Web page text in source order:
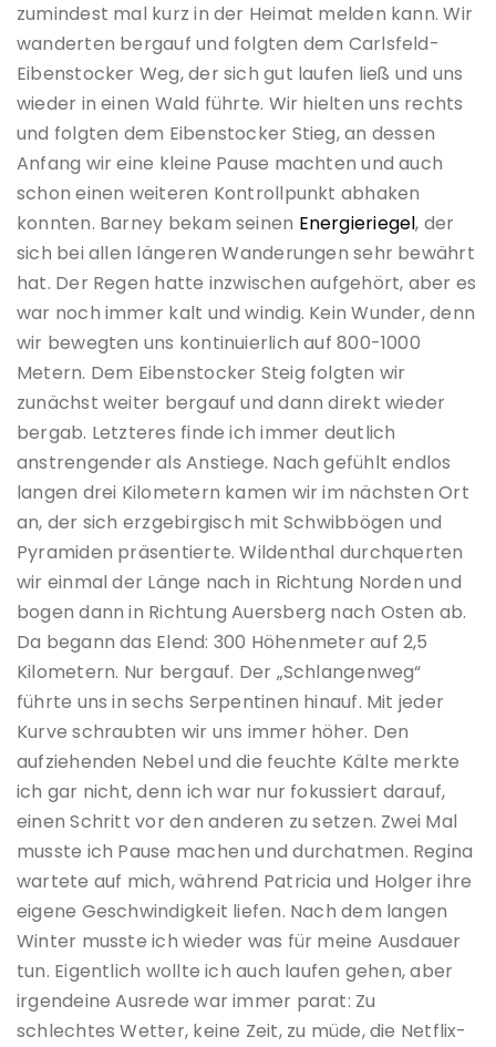
zumindest mal kurz in der Heimat melden kann. Wir
wanderten bergauf und folgten dem Carlsfeld-
Eibenstocker Weg, der sich gut laufen ließ und uns
wieder in einen Wald führte. Wir hielten uns rechts
und folgten dem Eibenstocker Stieg, an dessen
Anfang wir eine kleine Pause machten und auch
schon einen weiteren Kontrollpunkt abhaken
konnten. Barney bekam seinen Energieriegel, der
sich bei allen längeren Wanderungen sehr bewährt
hat. Der Regen hatte inzwischen aufgehört, aber es
war noch immer kalt und windig. Kein Wunder, denn
wir bewegten uns kontinuierlich auf 800-1000
Metern. Dem Eibenstocker Steig folgten wir
zunächst weiter bergauf und dann direkt wieder
bergab. Letzteres finde ich immer deutlich
anstrengender als Anstiege. Nach gefühlt endlos
langen drei Kilometern kamen wir im nächsten Ort
an, der sich erzgebirgisch mit Schwibbögen und
Pyramiden präsentierte. Wildenthal durchquerten
wir einmal der Länge nach in Richtung Norden und
bogen dann in Richtung Auersberg nach Osten ab.
Da begann das Elend: 300 Höhenmeter auf 2,5
Kilometern. Nur bergauf. Der „Schlangenweg“
führte uns in sechs Serpentinen hinauf. Mit jeder
Kurve schraubten wir uns immer höher. Den
aufziehenden Nebel und die feuchte Kälte merkte
ich gar nicht, denn ich war nur fokussiert darauf,
einen Schritt vor den anderen zu setzen. Zwei Mal
musste ich Pause machen und durchatmen. Regina
wartete auf mich, während Patricia und Holger ihre
eigene Geschwindigkeit liefen. Nach dem langen
Winter musste ich wieder was für meine Ausdauer
tun. Eigentlich wollte ich auch laufen gehen, aber
irgendeine Ausrede war immer parat: Zu
schlechtes Wetter, keine Zeit, zu müde, die Netflix-